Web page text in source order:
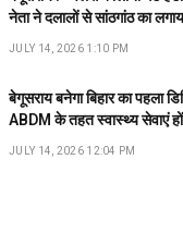
नेता ने दलालों से सांठगांठ का
JULY 14, 2026 1:10 PM
बेगूसराय बनेगा बिहार का पहला
ABDM के तहत स्वास्थ्य सेवाएं
JULY 14, 2026 12:04 PM